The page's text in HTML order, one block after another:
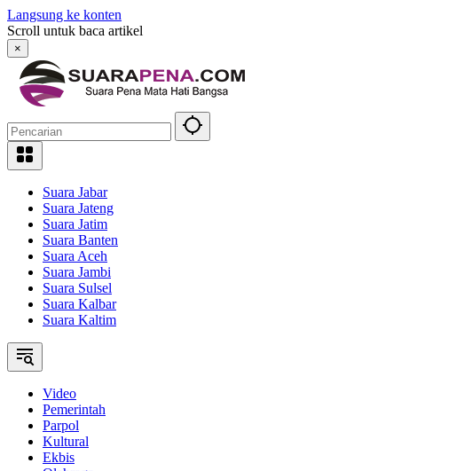
Langsung ke konten
Scroll untuk baca artikel
×
Suara Jabar
Suara Jateng
Suara Jatim
Suara Banten
Suara Aceh
Suara Jambi
Suara Sulsel
Suara Kalbar
Suara Kaltim
Video
Pemerintah
Parpol
Kultural
Ekbis